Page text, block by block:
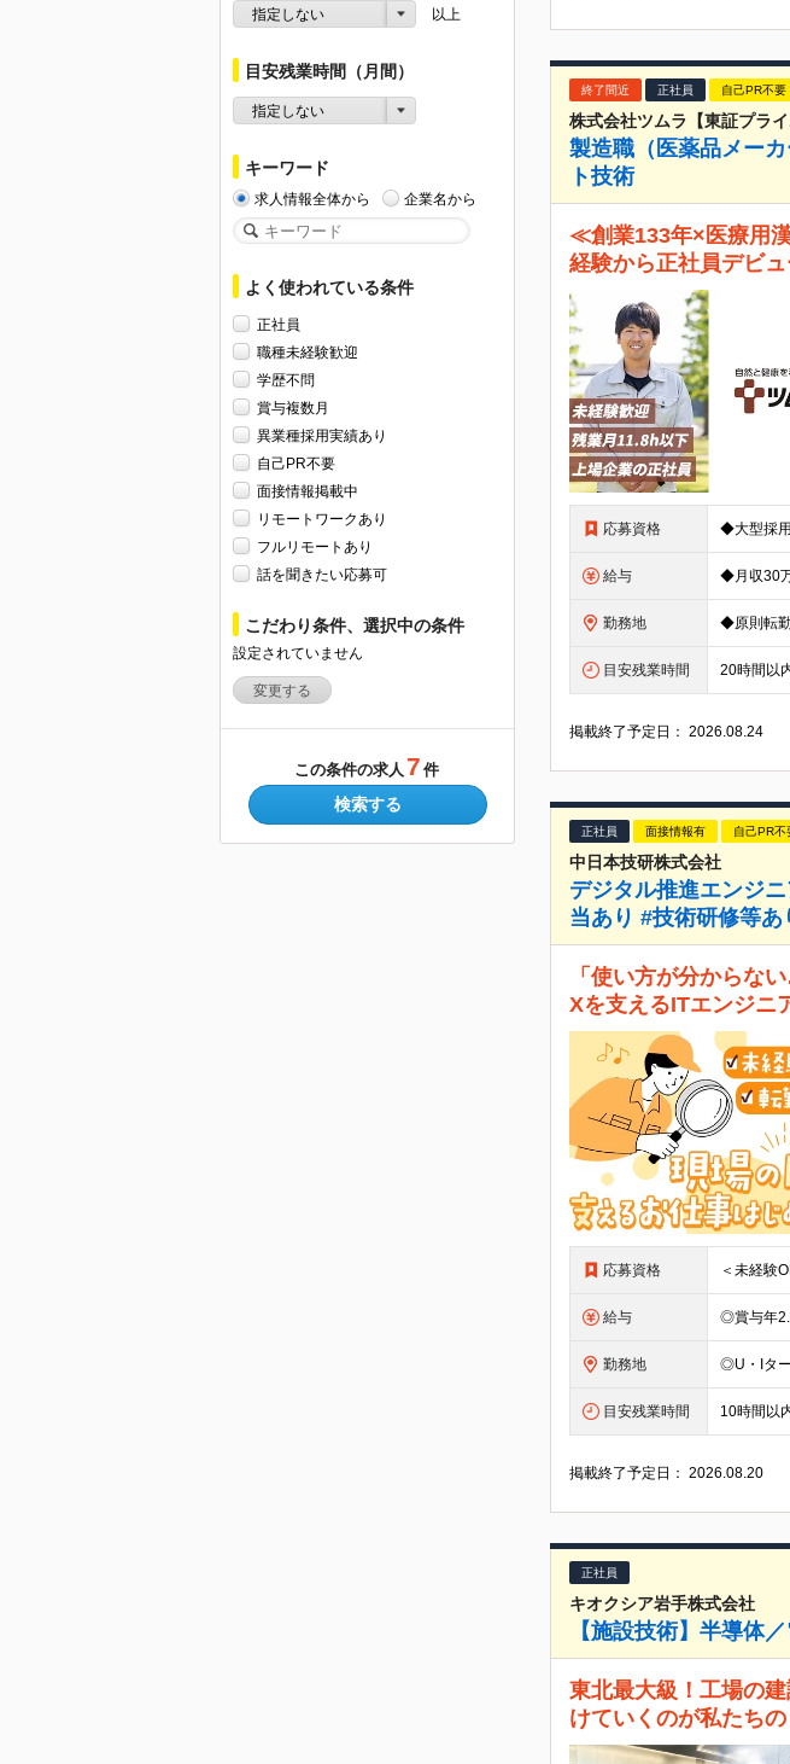
指定しない 以上
目安残業時間（月間）
指定しない
キーワード
求人情報全体から 企業名から
よく使われている条件
正社員
職種未経験歓迎
学歴不問
賞与複数月
異業種採用実績あり
自己PR不要
面接情報掲載中
リモートワークあり
フルリモートあり
話を聞きたい応募可
こだわり条件、選択中の条件
設定されていません
変更する
この条件の求人 7 件
検索する
終了間近 正社員 自己PR不要
株式会社ツムラ【東証プライ
製造職（医薬品メー
ト技術
≪創業133年×医療用
経験から正社員デビュ
応募資格
給与
勤務地
目安残業時間 20時間以
掲載終了予定日：2026.08.24
正社員 面接情報有 自己PR不
中日本技研株式会社
デジタル推進エンジ
当あり #技術研修等あ
「使い方が分からな
Xを支えるITエンジニ
応募資格
給与
勤務地
目安残業時間 10時間以
掲載終了予定日：2026.08.20
正社員
キオクシア岩手株式会社
【施設技術】半導体
東北最大級！工場の
けていくのが私たち